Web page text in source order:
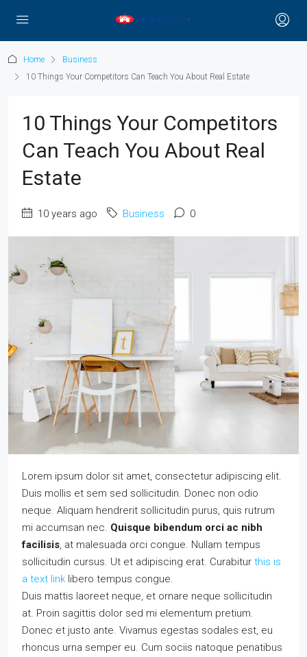
Home
Business
10 Things Your Competitors Can Teach You About Real Estate
10 Things Your Competitors
Can Teach You About Real
Estate
10 years ago Business 0
Lorem ipsum dolor sit amet, consectetur adipiscing elit.
Duis mollis et sem sed sollicitudin. Donec non odio
neque. Aliquam hendrerit sollicitudin purus, quis rutrum
mi accumsan nec. Quisque bibendum orci ac nibh
facilisis, at malesuada orci congue. Nullam tempus
sollicitudin cursus. Ut et adipiscing erat. Curabitur this is
a text link libero tempus congue.
Duis mattis laoreet neque, et ornare neque sollicitudin
at. Proin sagittis dolor sed mi elementum pretium.
Donec et justo ante. Vivamus egestas sodales est, eu
rhoncus urna semper eu. Cum sociis natoque penatibus